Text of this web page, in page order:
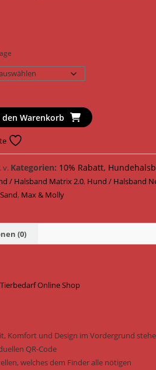
den Warenkorb
v. Kategorien: 10% Rabatt,
/ Halsband Matrix 2.0, Hund / Halsband
, Max & Molly
(0)
Online Shop
Komfort und Design im Vordergrund
QR-Code
welches dem Finder alle nötigen